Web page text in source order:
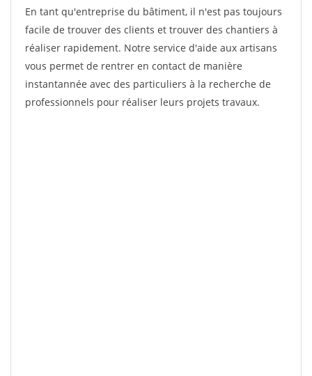
En tant qu'entreprise du bâtiment, il n'est pas toujours
facile de trouver des clients et trouver des chantiers à
réaliser rapidement. Notre service d'aide aux artisans
vous permet de rentrer en contact de manière
instantannée avec des particuliers à la recherche de
professionnels pour réaliser leurs projets travaux.